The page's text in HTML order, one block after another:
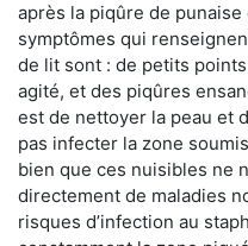
après la piqûre de
symptômes qui
de lit sont : de petits
agité, et des piqûres
est de nettoyer la peau et
pas infecter la zone
bien que ces nuisibles ne
directement de maladies
risques d’infection au